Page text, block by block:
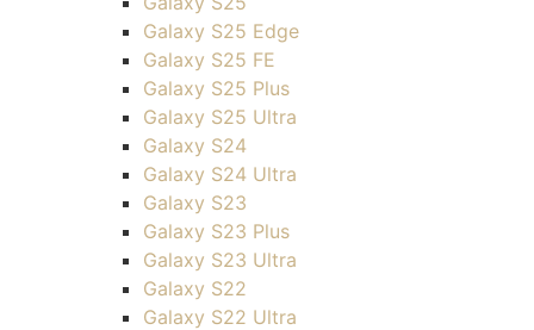
Galaxy S25 Edge
Galaxy S25 FE
Galaxy S25 Plus
Galaxy S25 Ultra
Galaxy S24
Galaxy S24 Ultra
Galaxy S23
Galaxy S23 Plus
Galaxy S23 Ultra
Galaxy S22
Galaxy S22 Ultra